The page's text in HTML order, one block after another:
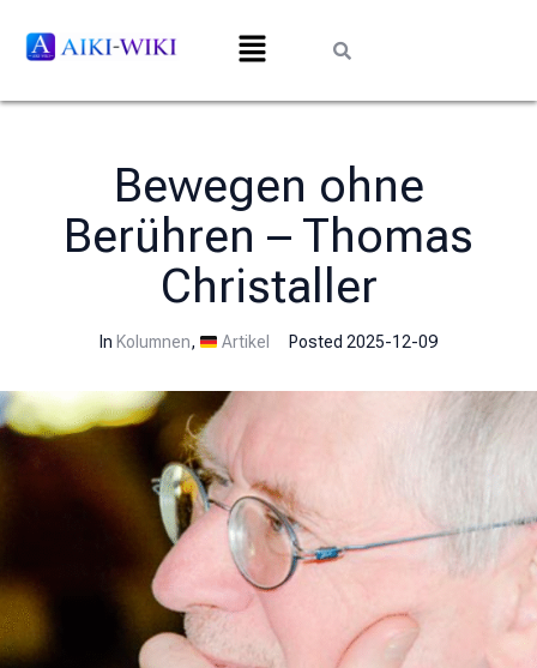
Bewegen ohne
Berühren – Thomas
Christaller
In Kolumnen, Artikel Posted 2025-12-09